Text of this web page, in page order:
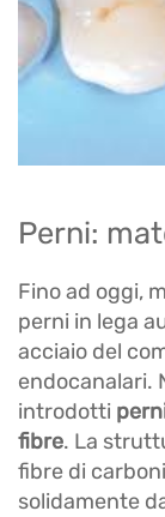
Perni:
Fino ad oggi,
perni in lega
acciaio del
endocanalari.
introdotti
fibre. La
fibre di
solidamente